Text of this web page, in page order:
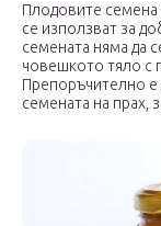
Плодовите семена
се използват за
семената няма да
човешкото тяло с
Препоръчително е
семената на прах,